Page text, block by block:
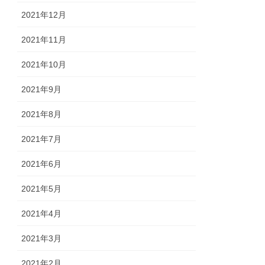
2021年12月
2021年11月
2021年10月
2021年9月
2021年8月
2021年7月
2021年6月
2021年5月
2021年4月
2021年3月